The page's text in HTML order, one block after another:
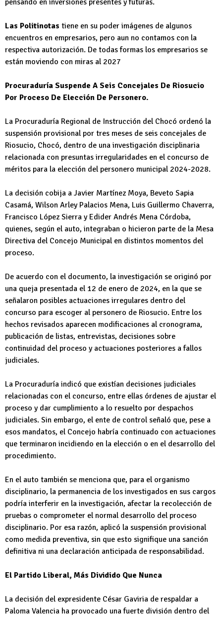
Las Politinotas tiene en su poder imágenes de algunos
encuentros en empresarios, pero aun no contamos con la
respectiva autorización. De todas formas los empresarios se
están moviendo con miras al 2027
Procuraduría Suspende A Seis Concejales De Riosucio
Por Proceso De Elección De Personero.
La Procuraduría Regional de Instrucción del Chocó ordenó la
suspensión provisional por tres meses de seis concejales de
Riosucio, Chocó, dentro de una investigación disciplinaria
relacionada con presuntas irregularidades en el concurso de
méritos para la elección del personero municipal 2024-2028.
La decisión cobija a Javier Martínez Moya, Beveto Sapia
Casamá, Wilson Arley Palacios Mena, Luis Guillermo Chaverra,
Francisco López Sierra y Edider Andrés Mena Córdoba,
quienes, según el auto, integraban o hicieron parte de la Mesa
Directiva del Concejo Municipal en distintos momentos del
proceso.
De acuerdo con el documento, la investigación se originó por
una queja presentada el 12 de enero de 2024, en la que se
señalaron posibles actuaciones irregulares dentro del
concurso para escoger al personero de Riosucio. Entre los
hechos revisados aparecen modificaciones al cronograma,
publicación de listas, entrevistas, decisiones sobre
continuidad del proceso y actuaciones posteriores a fallos
judiciales.
La Procuraduría indicó que existían decisiones judiciales
relacionadas con el concurso, entre ellas órdenes de ajustar el
proceso y dar cumplimiento a lo resuelto por despachos
judiciales. Sin embargo, el ente de control señaló que, pese a
esos mandatos, el Concejo habría continuado con actuaciones
que terminaron incidiendo en la elección o en el desarrollo del
procedimiento.
En el auto también se menciona que, para el organismo
disciplinario, la permanencia de los investigados en sus cargos
podría interferir en la investigación, afectar la recolección de
pruebas o comprometer el normal desarrollo del proceso
disciplinario. Por esa razón, aplicó la suspensión provisional
como medida preventiva, sin que esto signifique una sanción
definitiva ni una declaración anticipada de responsabilidad.
El Partido Liberal, Más Dividido Que Nunca
La decisión del expresidente César Gaviria de respaldar a
Paloma Valencia ha provocado una fuerte división dentro del